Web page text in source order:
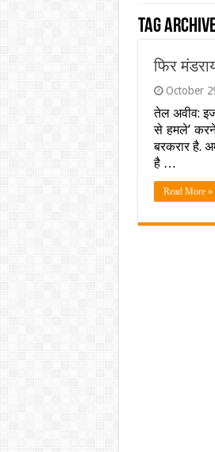
Tag
फिर
October
तेल अवीव:
से हमले’
बरकरार है.
है …
Read More »